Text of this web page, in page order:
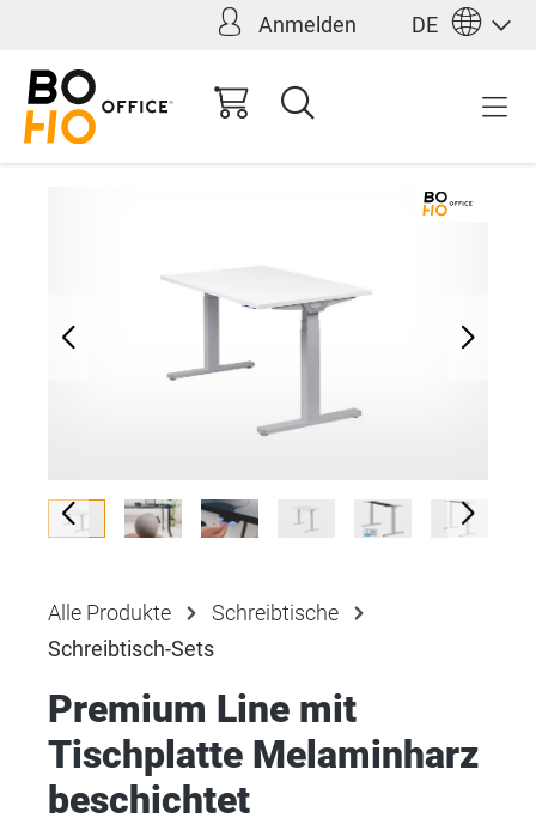
Anmelden DE
Alle Produkte
Schreibtische
Schreibtisch-Sets
Premium Line mit
Tischplatte Melaminharz
beschichtet
660,00 €*